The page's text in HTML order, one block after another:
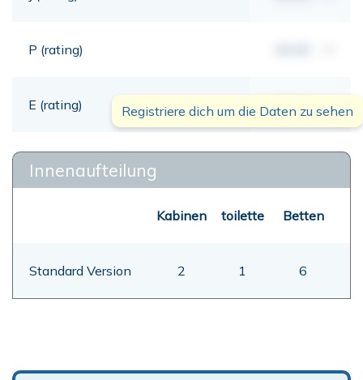
P (rating)
E (rating) 00,00 mt
Registriere dich um die Daten zu sehen
Innenaufteilung
Kabinen toilette Betten
Standard Version 2 1 6